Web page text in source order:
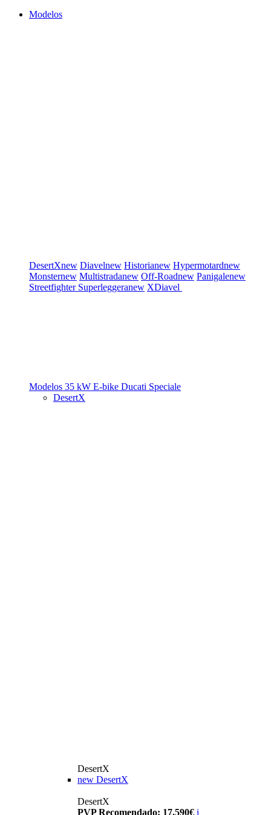
Modelos
DesertXnew Diavelnew Historianew Hypermotardnew
Monsternew Multistradanew Off-Roadnew Panigalenew
Streetfighter Superleggeranew XDiavel
Modelos 35 kW E-bike Ducati Speciale
DesertX
DesertX
new DesertX
DesertX
PVP Recomendado: 17.590€ i